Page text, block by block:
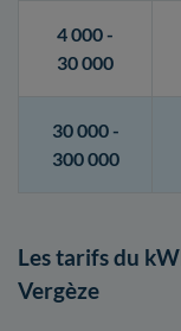
4 000 -
30 000
30 000 -
300 000
Les tarifs du
Vergèze